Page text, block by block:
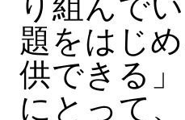
題をはじ
供できる
にとって